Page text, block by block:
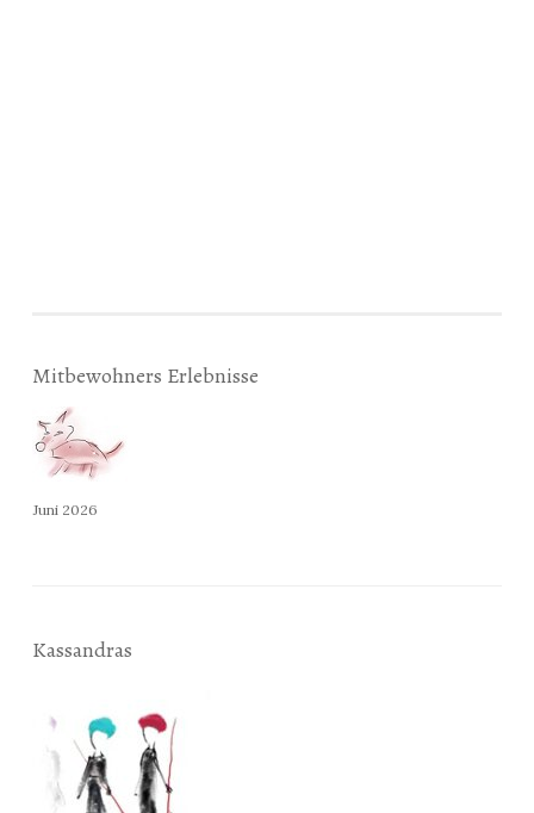
Mitbewohners Erlebnisse
Juni 2026
Kassandras